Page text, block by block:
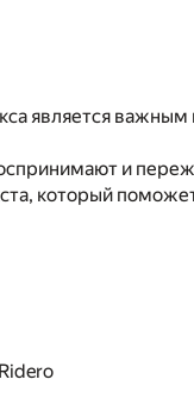
является
и
который